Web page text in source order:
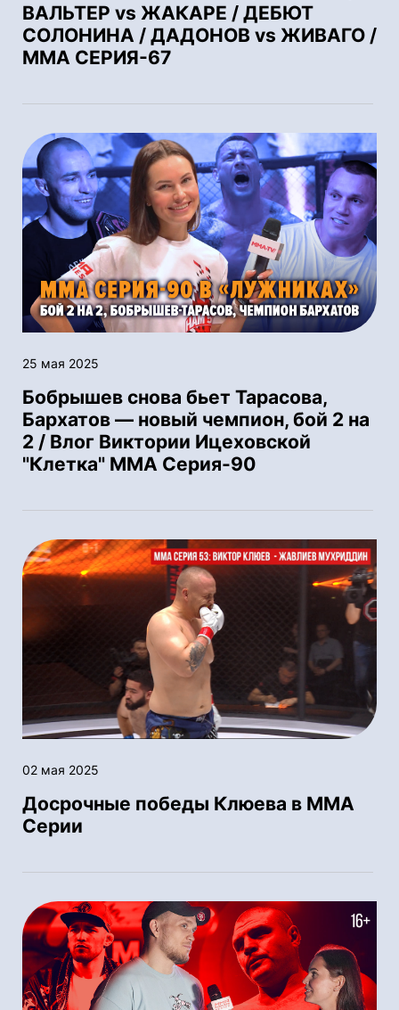
ВАЛЬТЕР vs ЖАКАРЕ / ДЕБЮТ
СОЛОНИНА / ДАДОНОВ vs ЖИВАГО /
ММА СЕРИЯ-67
25 мая 2025
Бобрышев снова бьет Тарасова,
Бархатов — новый чемпион, бой 2 на
2 / Влог Виктории Ицеховской
"Клетка" ММА Серия-90
02 мая 2025
Досрочные победы Клюева в ММА
Серии